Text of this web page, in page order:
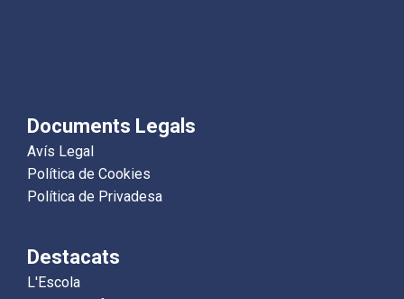
Documents Legals
Avís Legal
Política de Cookies
Política de Privadesa
Destacats
L'Escola